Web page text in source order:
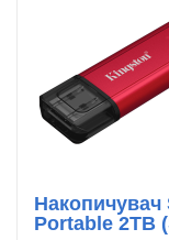
Накопичувач
Portable 2TB